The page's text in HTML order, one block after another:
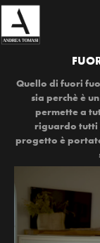
Quello di fuori
sia perchè è
permette a
riguardo tutti
progetto è